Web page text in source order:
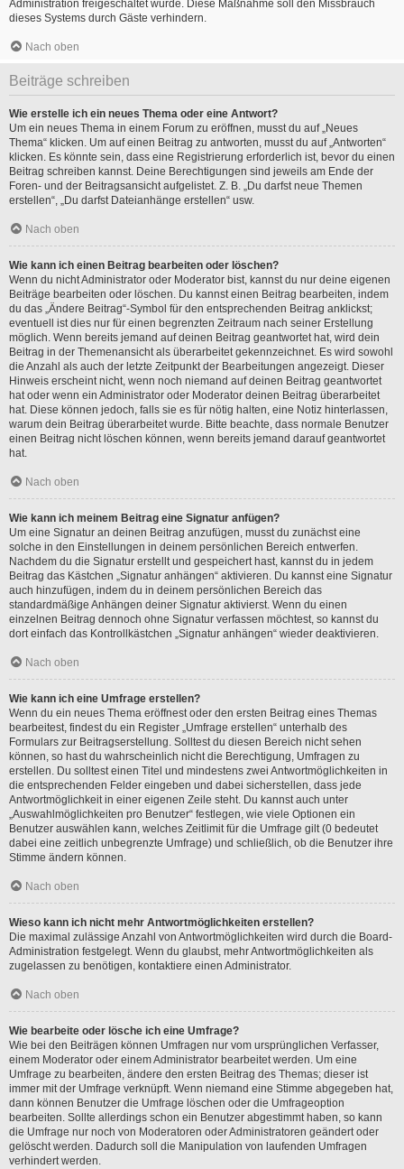
Administration freigeschaltet wurde. Diese Maßnahme soll den Missbrauch
dieses Systems durch Gäste verhindern.
Nach oben
Beiträge schreiben
Wie erstelle ich ein neues Thema oder eine Antwort?
Um ein neues Thema in einem Forum zu eröffnen, musst du auf „Neues
Thema“ klicken. Um auf einen Beitrag zu antworten, musst du auf „Antworten“
klicken. Es könnte sein, dass eine Registrierung erforderlich ist, bevor du einen
Beitrag schreiben kannst. Deine Berechtigungen sind jeweils am Ende der
Foren- und der Beitragsansicht aufgelistet. Z. B. „Du darfst neue Themen
erstellen“, „Du darfst Dateianhänge erstellen“ usw.
Nach oben
Wie kann ich einen Beitrag bearbeiten oder löschen?
Wenn du nicht Administrator oder Moderator bist, kannst du nur deine eigenen
Beiträge bearbeiten oder löschen. Du kannst einen Beitrag bearbeiten, indem
du das „Ändere Beitrag“-Symbol für den entsprechenden Beitrag anklickst;
eventuell ist dies nur für einen begrenzten Zeitraum nach seiner Erstellung
möglich. Wenn bereits jemand auf deinen Beitrag geantwortet hat, wird dein
Beitrag in der Themenansicht als überarbeitet gekennzeichnet. Es wird sowohl
die Anzahl als auch der letzte Zeitpunkt der Bearbeitungen angezeigt. Dieser
Hinweis erscheint nicht, wenn noch niemand auf deinen Beitrag geantwortet
hat oder wenn ein Administrator oder Moderator deinen Beitrag überarbeitet
hat. Diese können jedoch, falls sie es für nötig halten, eine Notiz hinterlassen,
warum dein Beitrag überarbeitet wurde. Bitte beachte, dass normale Benutzer
einen Beitrag nicht löschen können, wenn bereits jemand darauf geantwortet
hat.
Nach oben
Wie kann ich meinem Beitrag eine Signatur anfügen?
Um eine Signatur an deinen Beitrag anzufügen, musst du zunächst eine
solche in den Einstellungen in deinem persönlichen Bereich entwerfen.
Nachdem du die Signatur erstellt und gespeichert hast, kannst du in jedem
Beitrag das Kästchen „Signatur anhängen“ aktivieren. Du kannst eine Signatur
auch hinzufügen, indem du in deinem persönlichen Bereich das
standardmäßige Anhängen deiner Signatur aktivierst. Wenn du einen
einzelnen Beitrag dennoch ohne Signatur verfassen möchtest, so kannst du
dort einfach das Kontrollkästchen „Signatur anhängen“ wieder deaktivieren.
Nach oben
Wie kann ich eine Umfrage erstellen?
Wenn du ein neues Thema eröffnest oder den ersten Beitrag eines Themas
bearbeitest, findest du ein Register „Umfrage erstellen“ unterhalb des
Formulars zur Beitragserstellung. Solltest du diesen Bereich nicht sehen
können, so hast du wahrscheinlich nicht die Berechtigung, Umfragen zu
erstellen. Du solltest einen Titel und mindestens zwei Antwortmöglichkeiten in
die entsprechenden Felder eingeben und dabei sicherstellen, dass jede
Antwortmöglichkeit in einer eigenen Zeile steht. Du kannst auch unter
„Auswahlmöglichkeiten pro Benutzer“ festlegen, wie viele Optionen ein
Benutzer auswählen kann, welches Zeitlimit für die Umfrage gilt (0 bedeutet
dabei eine zeitlich unbegrenzte Umfrage) und schließlich, ob die Benutzer ihre
Stimme ändern können.
Nach oben
Wieso kann ich nicht mehr Antwortmöglichkeiten erstellen?
Die maximal zulässige Anzahl von Antwortmöglichkeiten wird durch die Board-
Administration festgelegt. Wenn du glaubst, mehr Antwortmöglichkeiten als
zugelassen zu benötigen, kontaktiere einen Administrator.
Nach oben
Wie bearbeite oder lösche ich eine Umfrage?
Wie bei den Beiträgen können Umfragen nur vom ursprünglichen Verfasser,
einem Moderator oder einem Administrator bearbeitet werden. Um eine
Umfrage zu bearbeiten, ändere den ersten Beitrag des Themas; dieser ist
immer mit der Umfrage verknüpft. Wenn niemand eine Stimme abgegeben hat,
dann können Benutzer die Umfrage löschen oder die Umfrageoption
bearbeiten. Sollte allerdings schon ein Benutzer abgestimmt haben, so kann
die Umfrage nur noch von Moderatoren oder Administratoren geändert oder
gelöscht werden. Dadurch soll die Manipulation von laufenden Umfragen
verhindert werden.